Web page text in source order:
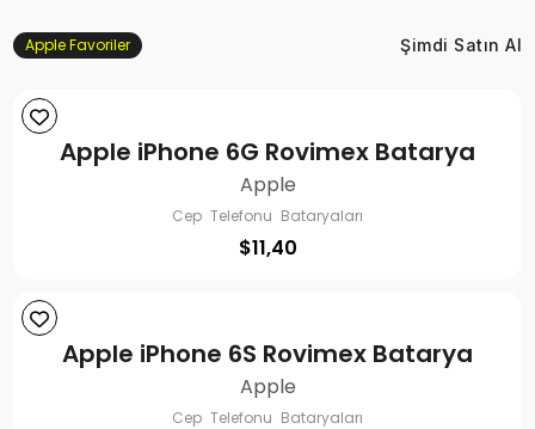
Apple Favoriler Şimdi Satın Al
Apple iPhone 6G Rovimex Batarya
Apple
Cep Telefonu Bataryaları
$11,40
Apple iPhone 6S Rovimex Batarya
Apple
Cep Telefonu Bataryaları